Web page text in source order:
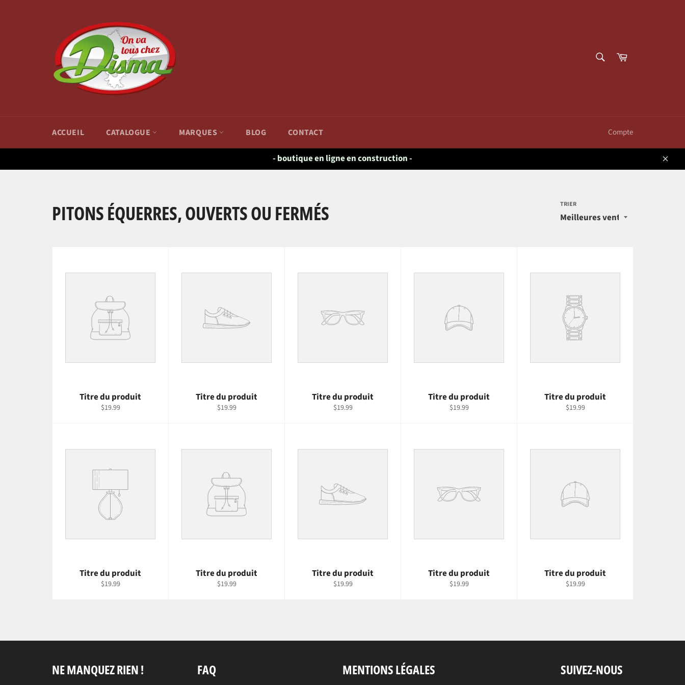
Panier
ACCUEIL CATALOGUE MARQUES BLOG CONTACT Compte
- boutique en ligne en construction -
Close
PITONS ÉQUERRES, OUVERTS OU FERMÉS TRIER
Titre du produit
$19.99
Titre du produit
$19.99
Titre du produit
$19.99
Titre du produit
$19.99
Titre du produit
$19.99
Titre du produit
$19.99
Titre du produit
$19.99
Titre du produit
$19.99
Titre du produit
$19.99
Titre du produit
$19.99
NE MANQUEZ RIEN ! FAQ MENTIONS LÉGALES SUIVEZ-NOUS